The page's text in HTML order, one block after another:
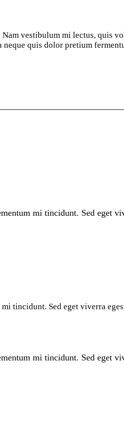
vestibulum mi lectus, quis
quis dolor pretium
mi tincidunt. Sed eget
tincidunt. Sed eget viverra
mi tincidunt. Sed eget